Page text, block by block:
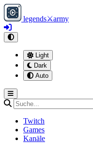
legends⚔army
Light
Dark
Auto
Twitch
Games
Kanäle